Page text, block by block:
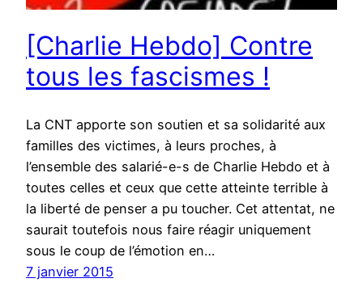
[Charlie Hebdo] Contre
tous les fascismes !
La CNT apporte son soutien et sa solidarité aux
familles des victimes, à leurs proches, à
l’ensemble des salarié-e-s de Charlie Hebdo et à
toutes celles et ceux que cette atteinte terrible à
la liberté de penser a pu toucher. Cet attentat, ne
saurait toutefois nous faire réagir uniquement
sous le coup de l’émotion en…
7 janvier 2015